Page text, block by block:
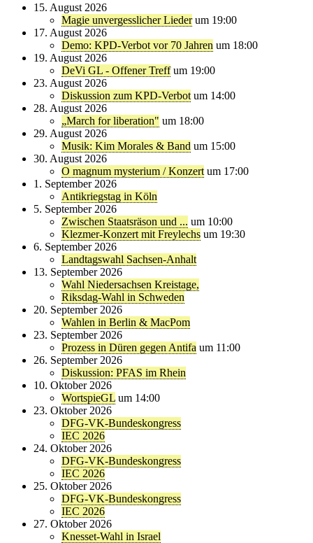
15. August 2026
Magie unvergesslicher Lieder um 19:00
17. August 2026
Demo: KPD-Verbot vor 70 Jahren um 18:00
19. August 2026
DeVi GL - Offener Treff um 19:00
23. August 2026
Diskussion zum KPD-Verbot um 14:00
28. August 2026
„March for liberation" um 18:00
29. August 2026
Musik: Kim Morales & Band um 15:00
30. August 2026
O magnum mysterium / Konzert um 17:00
1. September 2026
Antikriegstag in Köln
5. September 2026
Zwischen Staatsräson und ... um 10:00
Klezmer-Konzert mit Freylechs um 19:30
6. September 2026
Landtagswahl Sachsen-Anhalt
13. September 2026
Wahl Niedersachsen Kreistage,
Riksdag-Wahl in Schweden
20. September 2026
Wahlen in Berlin & MacPom
23. September 2026
Prozess in Düren gegen Antifa um 11:00
26. September 2026
Diskussion: PFAS im Rhein
10. Oktober 2026
WortspieGL um 14:00
23. Oktober 2026
DFG-VK-Bundeskongress
IEC 2026
24. Oktober 2026
DFG-VK-Bundeskongress
IEC 2026
25. Oktober 2026
DFG-VK-Bundeskongress
IEC 2026
27. Oktober 2026
Knesset-Wahl in Israel